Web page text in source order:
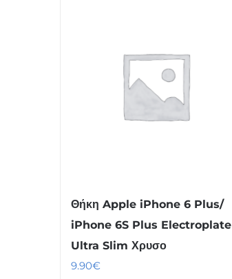
Θήκη Apple iPhone 6 Plus/
iPhone 6S Plus Electroplate
Ultra Slim Χρυσο
9.90€